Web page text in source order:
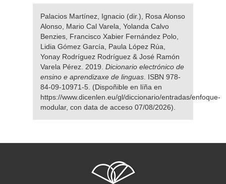
Palacios Martínez, Ignacio (dir.), Rosa Alonso
Alonso, Mario Cal Varela, Yolanda Calvo
Benzies, Francisco Xabier Fernández Polo,
Lidia Gómez García, Paula López Rúa,
Yonay Rodríguez Rodríguez & José Ramón
Varela Pérez. 2019. Dicionario electrónico de
ensino e aprendizaxe de linguas . ISBN 978-
84-09-10971-5. (Dispoñible en líña en
https://www.dicenlen.eu/gl/diccionario/entradas/enfoque-
modular, con data de acceso 07/08/2026).